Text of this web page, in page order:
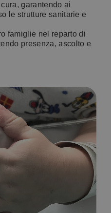
garantendo ai
le strutture sanitarie e
famiglie nel reparto di
presenza, ascolto e